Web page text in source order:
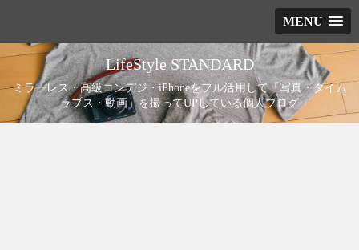
MENU
LifeStyle STANDARD
ミラーレス・高級コンデジ・iPhoneをフル活用して「写真・タイム
ラプス・動画」を撮ってUPしている個人ブログ